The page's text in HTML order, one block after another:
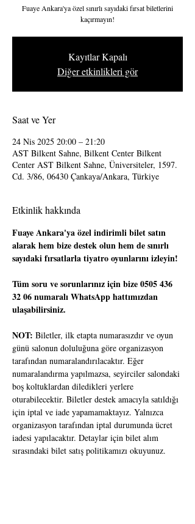
Fuaye Ankara'ya özel sınırlı sayıdaki fırsat biletlerini
kaçırmayın!
Kayıtlar Kapalı
Diğer etkinlikleri gör
Saat ve Yer
24 Nis 2025 20:00 – 21:20
AST Bilkent Sahne, Bilkent Center Bilkent
Center AST Bilkent Sahne, Üniversiteler, 1597.
Cd. 3/86, 06430 Çankaya/Ankara, Türkiye
Etkinlik hakkında
Fuaye Ankara'ya özel indirimli bilet satın
alarak hem bize destek olun hem de sınırlı
sayıdaki fırsatlarla tiyatro oyunlarını izleyin!
Tüm soru ve sorunlarınız için bize 0505 436
32 06 numaralı WhatsApp hattımızdan
ulaşabilirsiniz.
NOT: Biletler, ilk etapta numarasızdır ve oyun
günü salonun doluluğuna göre organizasyon
tarafından numaralandırılacaktır. Eğer
numaralandırma yapılmazsa, seyirciler salondaki
boş koltuklardan diledikleri yerlere
oturabilecektir. Biletler destek amacıyla satıldığı
için iptal ve iade yapamamaktayız. Yalnızca
organizasyon tarafından iptal durumunda ücret
iadesi yapılacaktır. Detaylar için bilet alım
sırasındaki bilet satış politikamızı okuyunuz.